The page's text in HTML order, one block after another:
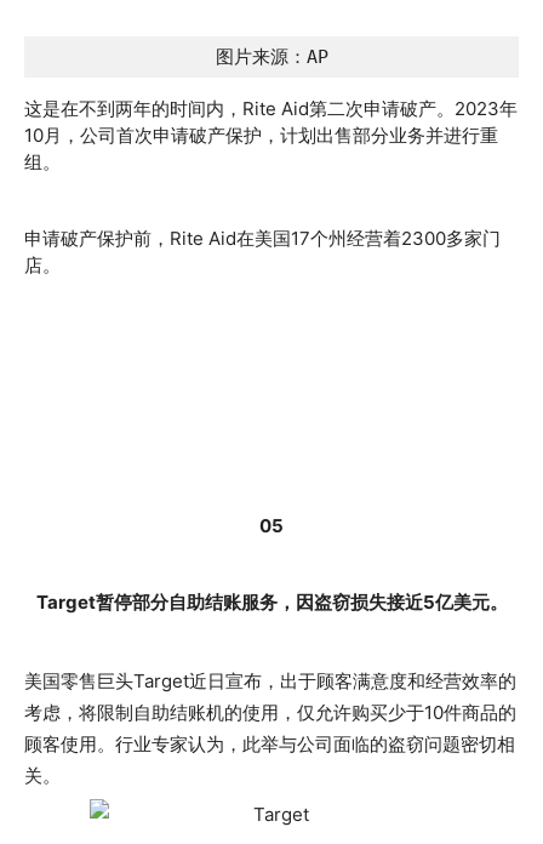
图片来源：AP
这是在不到两年的时间内，Rite Aid第二次申请破产。2023年
10月，公司首次申请破产保护，计划出售部分业务并进行重
组。
申请破产保护前，Rite Aid在美国17个州经营着2300多家门
店。
05
Target暂停部分自助结账服务，因盗窃损失接近5亿美元。
美国零售巨头Target近日宣布，出于顾客满意度和经营效率的
考虑，将限制自助结账机的使用，仅允许购买少于10件商品的
顾客使用。行业专家认为，此举与公司面临的盗窃问题密切相
关。